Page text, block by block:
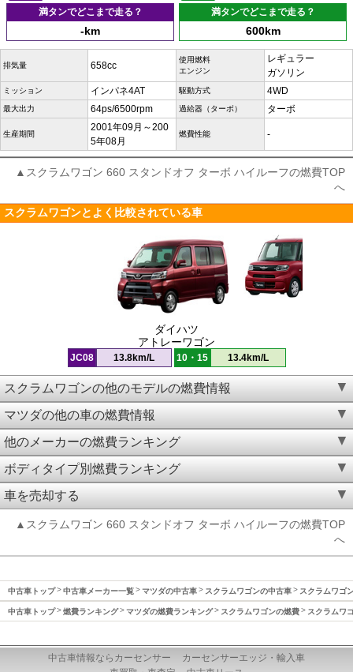
満タンでどこまで走る？
-km
満タンでどこまで走る？
600km
排気量 658cc
使用燃料
エンジン
レギュラー
ガソリン
ミッション インパネ4AT 駆動方式 4WD
最大出力 64ps/6500rpm 過給器（ターボ） ターボ
生産期間
2001年09月～200
5年08月
燃費性能 -
▲スクラムワゴン 660 スタンドオフ ターボ ハイルーフの燃費TOP
へ
スクラムワゴンとよく比較されている車
ダイハツ
アトレーワゴン
JC08 13.8km/L 10・15 13.4km/L
スクラムワゴンの他のモデルの燃費情報
マツダの他の車の燃費情報
他のメーカーの燃費ランキング
ボディタイプ別燃費ランキング
車を売却する
▲スクラムワゴン 660 スタンドオフ ターボ ハイルーフの燃費TOP
へ
中古車トップ 中古車メーカー一覧 マツダの中古車 スクラムワゴンの中古車 スクラムワゴ
中古車トップ 燃費ランキング マツダの燃費ランキング スクラムワゴンの燃費 スクラムワ
中古車情報ならカーセンサー
カーセンサーエッジ・輸入車